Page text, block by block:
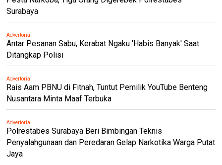
Surabaya
Advertorial
Antar Pesanan Sabu, Kerabat Ngaku 'Habis Banyak' Saat
Ditangkap Polisi
Advertorial
Rais Aam PBNU di Fitnah, Tuntut Pemilik YouTube Benteng
Nusantara Minta Maaf Terbuka
Advertorial
Polrestabes Surabaya Beri Bimbingan Teknis
Penyalahgunaan dan Peredaran Gelap Narkotika Warga Putat
Jaya